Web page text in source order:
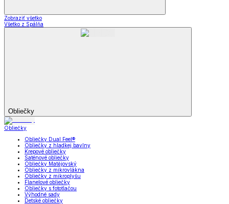
Zobraziť všetko
Všetko z Spálňa
Obliečky
Obliečky
Obliečky Dual Feel®
Obliečky z hladkej bavlny
Krepové obliečky
Saténové obliečky
Obliečky Matějovský
Obliečky z mikrovlákna
Obliečky z mikroplyšu
Flanelové obliečky
Obliečky s fototlačou
Výhodné sady
Detské obliečky